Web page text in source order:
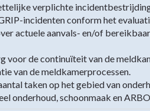
verplichte
incidenten conform het
actuele aanvals- en/of
voor de continuïteit van de
van de meldkamerprocessen.
taken op het gebied van
onderhoud, schoonmaak en